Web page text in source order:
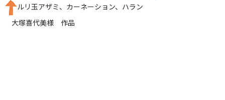
ルリ玉アザミ、カーネーション、ハラン
大塚喜代美様 作品